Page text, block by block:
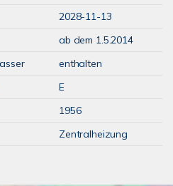
2028-11-13
ab dem 1.5.2014
enthalten
E
1956
Zentralheizung